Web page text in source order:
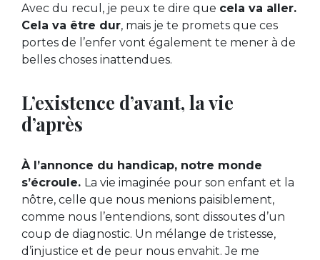
Avec du recul, je peux te dire que cela va aller.
Cela va être dur, mais je te promets que ces
portes de l’enfer vont également te mener à de
belles choses inattendues.
L’existence d’avant, la vie
d’après
À l’annonce du handicap, notre monde
s’écroule. La vie imaginée pour son enfant et la
nôtre, celle que nous menions paisiblement,
comme nous l’entendions, sont dissoutes d’un
coup de diagnostic. Un mélange de tristesse,
d’injustice et de peur nous envahit. Je me